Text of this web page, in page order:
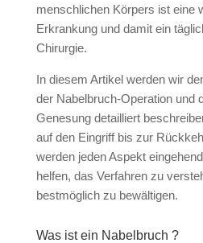
menschlichen Körpers ist eine
Erkrankung und damit ein
Chirurgie.
In diesem Artikel werden wir
der Nabelbruch-Operation und
Genesung detailliert
auf den Eingriff bis zur
werden jeden Aspekt
helfen, das Verfahren zu
bestmöglich zu bewältigen.
Was ist ein Nabelbruch ?